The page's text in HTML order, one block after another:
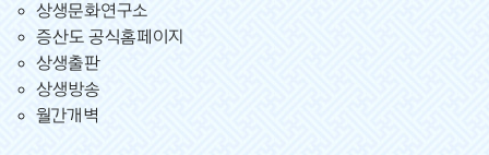
상생문화연구소
증산도 공식홈페이지
상생출판
상생방송
월간개벽